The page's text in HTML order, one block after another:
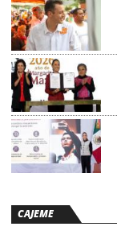
CAJEME